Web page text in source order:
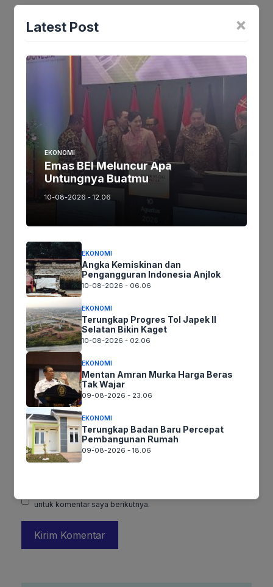
Jika keberatan atau harus diedit baik
Artikel maupun foto SilahkanLaporkan!
Terima Kasih
Tags:
Ikutikami :
Tinggalkan komentar
Komentar
Nama
Surel
Situs
untuk komentar saya berikutnya.
×
Latest Post
EKONOMI
Emas BEI Meluncur Apa
Untungnya Buatmu
10-08-2026 - 12.06
EKONOMI
Angka Kemiskinan dan
Pengangguran Indonesia Anjlok
10-08-2026 - 06.06
EKONOMI
Terungkap Progres Tol Japek II
Selatan Bikin Kaget
10-08-2026 - 02.06
EKONOMI
Mentan Amran Murka Harga Beras
Tak Wajar
09-08-2026 - 23.06
EKONOMI
Terungkap Badan Baru Percepat
Pembangunan Rumah
09-08-2026 - 18.06